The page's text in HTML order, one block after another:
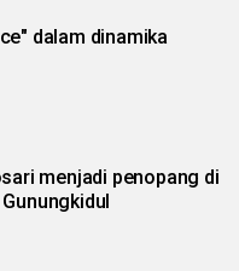
dalam dinamika
menjadi penopang di